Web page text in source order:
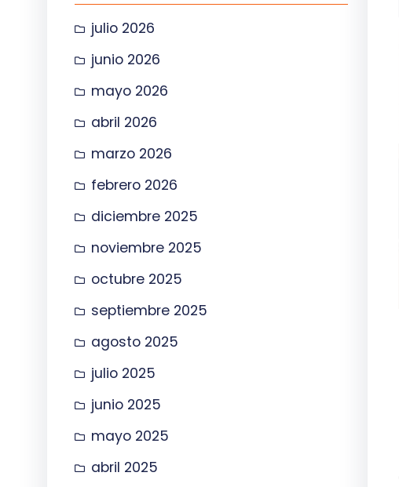
julio 2026
junio 2026
mayo 2026
abril 2026
marzo 2026
febrero 2026
diciembre 2025
noviembre 2025
octubre 2025
septiembre 2025
agosto 2025
julio 2025
junio 2025
mayo 2025
abril 2025